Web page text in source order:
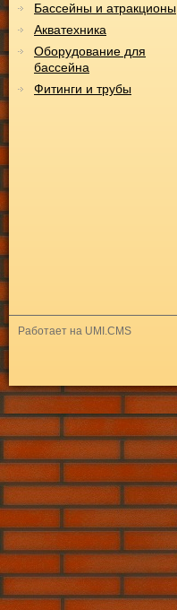
Бассейны и атракционы
Акватехника
Оборудование для
бассейна
Фитинги и трубы
Работает на UMI.CMS